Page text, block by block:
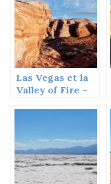
Las Vegas et la
Valley of Fire –